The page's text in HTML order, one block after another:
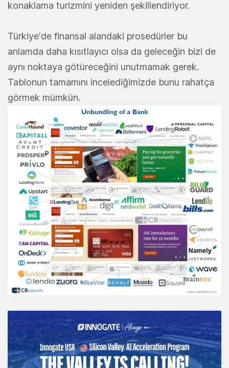
konaklama turizmini yeniden şekillendiriyor.
Türkiye'de finansal alandaki prosedürler bu
anlamda daha kısıtlayıcı olsa da geleceğin bizi de
aynı noktaya götüreceğini unutmamak gerek.
Tablonun tamamını incelediğimizde bunu rahatça
görmek mümkün.